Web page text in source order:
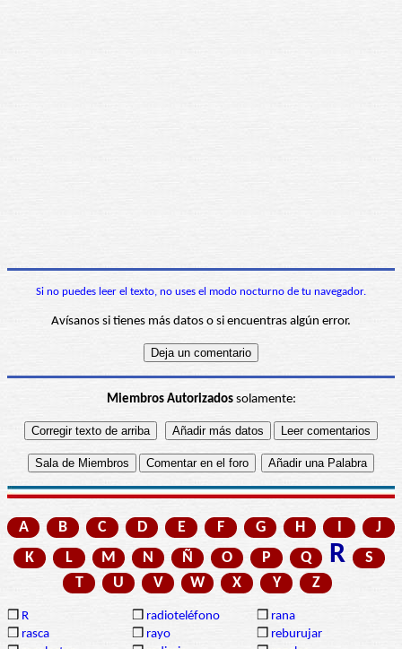
Si no puedes leer el texto, no uses el modo nocturno de tu navegador.
Avísanos si tienes más datos o si encuentras algún error.
Miembros Autorizadossolamente:
A B C D E F G H
J
K
L M N Ñ O P Q R
S
T
U V W X Y Z
❒ R ❒ radioteléfono ❒ rana
❒ rasca ❒ rayo ❒ reburujar